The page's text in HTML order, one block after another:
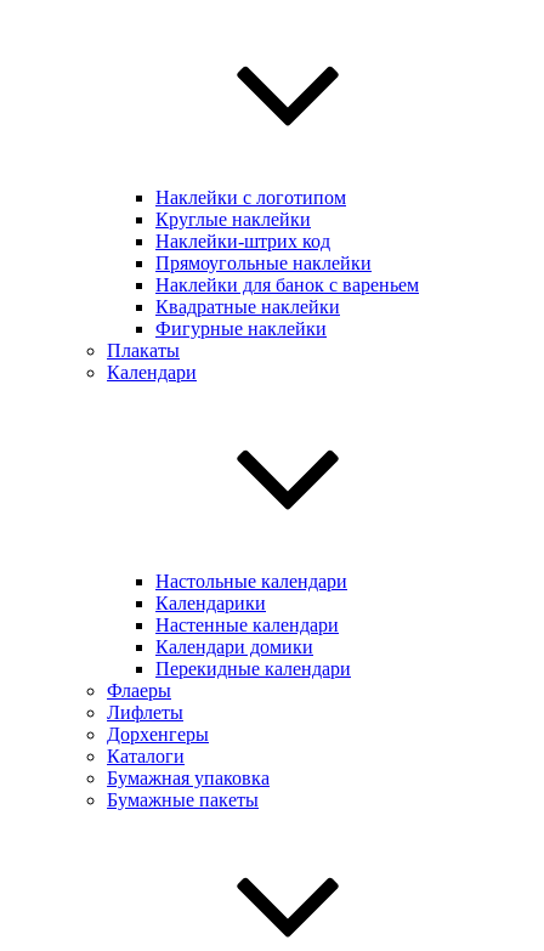
Наклейки с логотипом
Круглые наклейки
Наклейки-штрих код
Прямоугольные наклейки
Наклейки для банок с вареньем
Квадратные наклейки
Фигурные наклейки
Плакаты
Календари
Настольные календари
Календарики
Настенные календари
Календари домики
Перекидные календари
Флаеры
Лифлеты
Дорхенгеры
Каталоги
Бумажная упаковка
Бумажные пакеты